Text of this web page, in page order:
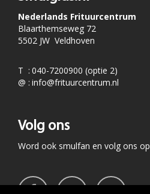
Nederlands Frituurcentrum
Blaarthemseweg 72
5502 JW Veldhoven
T : 040-7200900 (optie 2)
@ : info@frituurcentrum.nl
Volg ons
Word ook smulfan en volg ons op